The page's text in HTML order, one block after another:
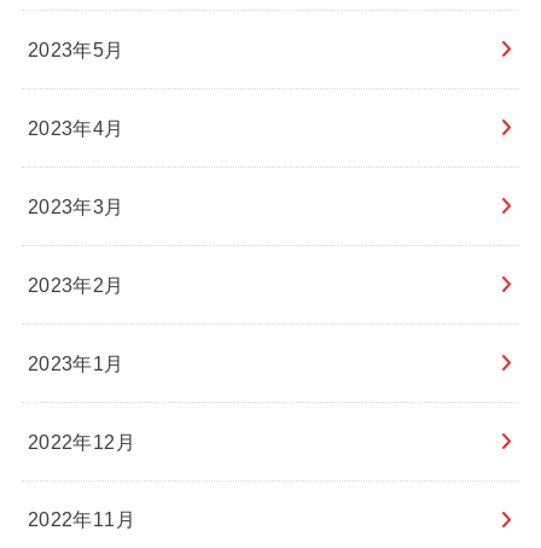
2023年5月
2023年4月
2023年3月
2023年2月
2023年1月
2022年12月
2022年11月